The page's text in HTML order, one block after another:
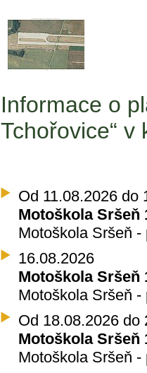
Informace o
Tchořovice“ v
Od 11.08.2026 do
Motoškola Sršeň
Motoškola Sršeň
16.08.2026
Motoškola Sršeň
Motoškola Sršeň
Od 18.08.2026 do
Motoškola Sršeň
Motoškola Sršeň